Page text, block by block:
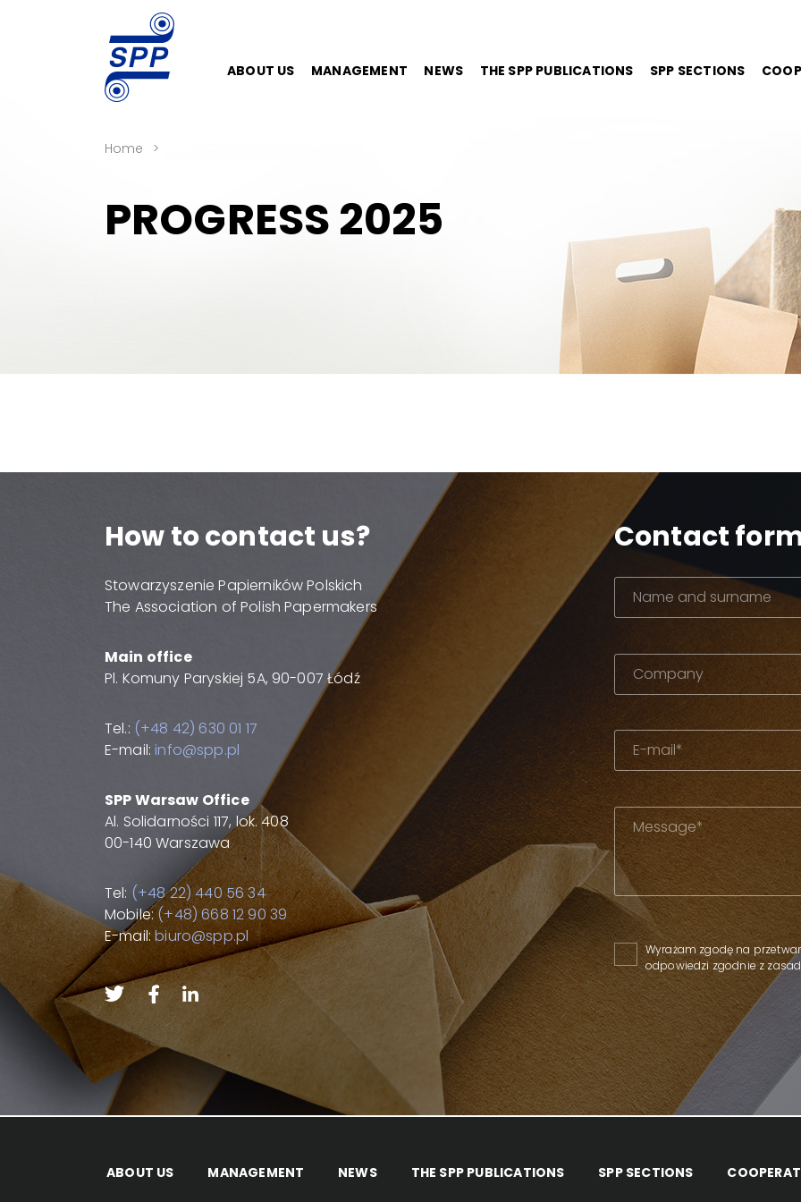
ABOUT US MANAGEMENT NEWS THE SPP PUBLICATIONS SPP SECTIONS
Home
PROGRESS 2025
How to contact us?
Stowarzyszenie Papierników Polskich
The Association of Polish Papermakers
Main office
Pl. Komuny Paryskiej 5A, 90-007 Łódź
Tel.: (+48 42) 630 01 17
E-mail: info@spp.pl
SPP Warsaw Office
Al. Solidarności 117, lok. 408
00-140 Warszawa
Tel: (+48 22) 440 56 34
Mobile:(+48) 668 12 90 39
E-mail:biuro@spp.pl
Contact
Please leave this field empty.
Wyrażam zgodę na
odpowiedzi zgodnie z
ABOUT US MANAGEMENT NEWS THE SPP PUBLICATIONS SPP SECTIONS